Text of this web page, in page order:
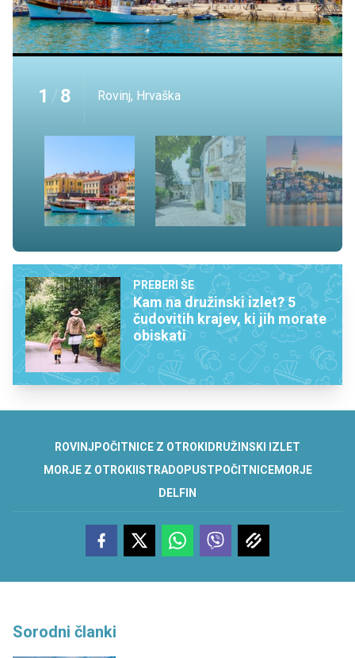
1 /8 Rovinj, Hrvaška
PREBERI ŠE
Kam na družinski izlet? 5
čudovitih krajev, ki jih morate
obiskati
ROVINJ POČITNICE Z OTROKI DRUŽINSKI IZLET
MORJE Z OTROKI ISTRADOPUST POČITNICEMORJE
DELFIN
Sorodni članki